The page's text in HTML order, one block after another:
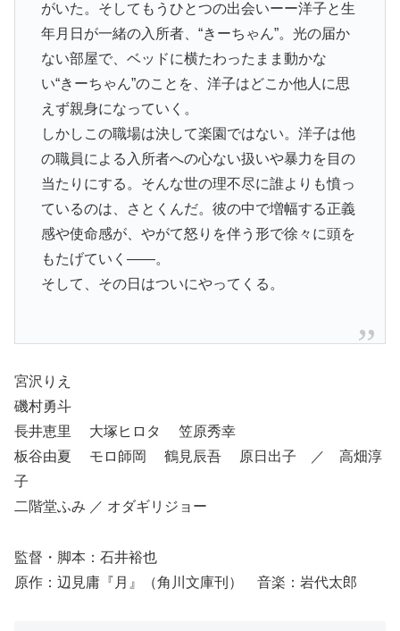
がいた。そしてもうひとつの出会いーー洋子と生
年月日が一緒の入所者、“きーちゃん”。光の届か
ない部屋で、ベッドに横たわったまま動かな
い“きーちゃん”のことを、洋子はどこか他人に思
えず親身になっていく。
しかしこの職場は決して楽園ではない。洋子は他
の職員による入所者への心ない扱いや暴力を目の
当たりにする。そんな世の理不尽に誰よりも憤っ
ているのは、さとくんだ。彼の中で増幅する正義
感や使命感が、やがて怒りを伴う形で徐々に頭を
もたげていく――。
そして、その日はついにやってくる。
宮沢りえ
磯村勇斗
長井恵里 大塚ヒロタ 笠原秀幸
板谷由夏 モロ師岡 鶴見辰吾 原日出子 ／ 高畑淳
子
二階堂ふみ ／ オダギリジョー
監督・脚本：石井裕也
原作：辺見庸『月』（角川文庫刊） 音楽：岩代太郎